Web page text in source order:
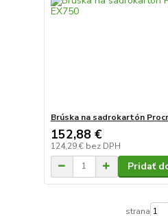
Brúska na sadrokartón
152,88 €
124,29 € bez DPH
Pridať
strana